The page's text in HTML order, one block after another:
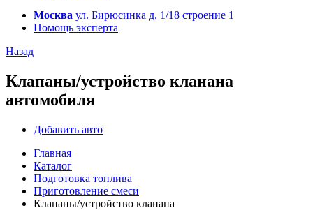
Москва ул. Бирюсинка д. 1/18 строение 1
Помощь эксперта
Назад
Клапаны/устройство кланана
автомобиля
Добавить авто
Главная
Каталог
Подготовка топлива
Приготовление смеси
Клапаны/устройство кланана